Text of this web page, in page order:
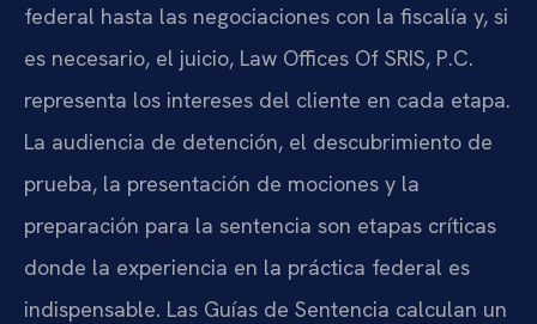
federal hasta las negociaciones con la fiscalía y, si
es necesario, el juicio, Law Offices Of SRIS, P.C.
representa los intereses del cliente en cada etapa.
La audiencia de detención, el descubrimiento de
prueba, la presentación de mociones y la
preparación para la sentencia son etapas críticas
donde la experiencia en la práctica federal es
indispensable. Las Guías de Sentencia calculan un